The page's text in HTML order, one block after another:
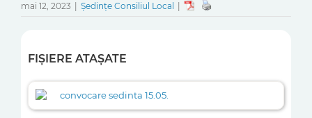
mai 12, 2023 Ședințe Consiliul Local
FIȘIERE ATAȘATE
convocare sedinta 15.05.